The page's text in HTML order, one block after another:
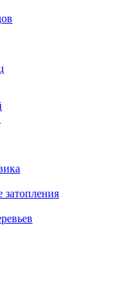
затопления